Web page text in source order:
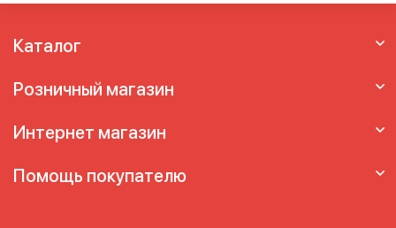
Каталог
Розничный магазин
Интернет магазин
Помощь покупателю